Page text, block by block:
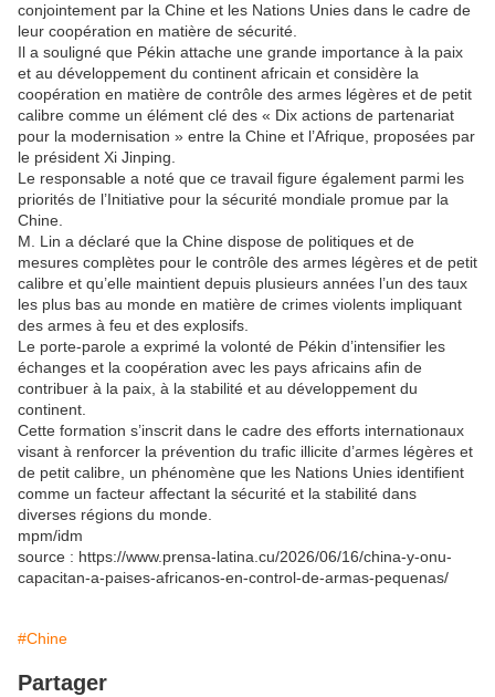
conjointement par la Chine et les Nations Unies dans le cadre de
leur coopération en matière de sécurité.
Il a souligné que Pékin attache une grande importance à la paix
et au développement du continent africain et considère la
coopération en matière de contrôle des armes légères et de petit
calibre comme un élément clé des « Dix actions de partenariat
pour la modernisation » entre la Chine et l’Afrique, proposées par
le président Xi Jinping.
Le responsable a noté que ce travail figure également parmi les
priorités de l’Initiative pour la sécurité mondiale promue par la
Chine.
M. Lin a déclaré que la Chine dispose de politiques et de
mesures complètes pour le contrôle des armes légères et de petit
calibre et qu’elle maintient depuis plusieurs années l’un des taux
les plus bas au monde en matière de crimes violents impliquant
des armes à feu et des explosifs.
Le porte-parole a exprimé la volonté de Pékin d’intensifier les
échanges et la coopération avec les pays africains afin de
contribuer à la paix, à la stabilité et au développement du
continent.
Cette formation s’inscrit dans le cadre des efforts internationaux
visant à renforcer la prévention du trafic illicite d’armes légères et
de petit calibre, un phénomène que les Nations Unies identifient
comme un facteur affectant la sécurité et la stabilité dans
diverses régions du monde.
mpm/idm
source : https://www.prensa-latina.cu/2026/06/16/china-y-onu-
capacitan-a-paises-africanos-en-control-de-armas-pequenas/
#Chine
Partager